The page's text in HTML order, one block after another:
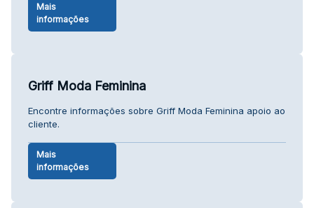
Mais
informações
Griff Moda Feminina
Encontre informações sobre Griff Moda Feminina apoio ao
cliente.
Mais
informações